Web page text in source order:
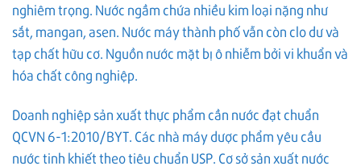
nghiêm trọng. Nước ngầm chứa nhiều kim loại nặng như
sắt, mangan, asen. Nước máy thành phố vẫn còn clo dư và
tạp chất hữu cơ. Nguồn nước mặt bị ô nhiễm bởi vi khuẩn và
hóa chất công nghiệp.
Doanh nghiệp sản xuất thực phẩm cần nước đạt chuẩn
QCVN 6-1:2010/BYT. Các nhà máy dược phẩm yêu cầu
nước tinh khiết theo tiêu chuẩn USP. Cơ sở sản xuất nước